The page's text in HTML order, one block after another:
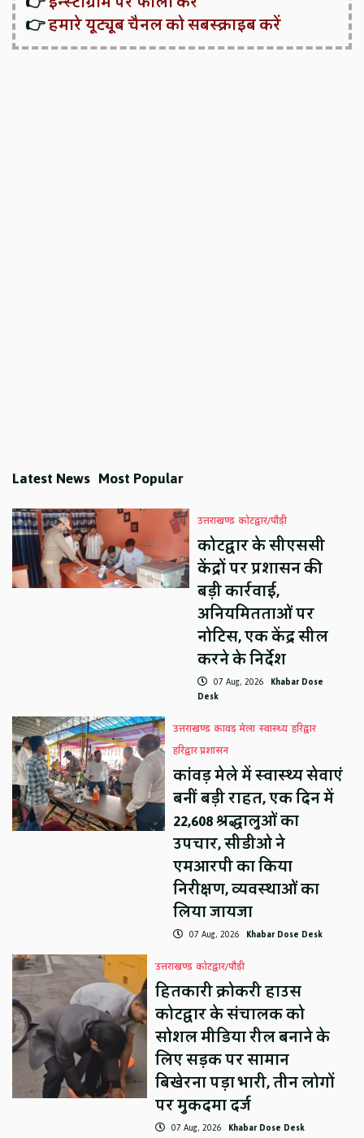
👉हमारे यूट्यूब चैनल को सबस्क्राइब करें
Latest News Most Popular
उत्तराखण्ड कोटद्वार/पौड़ी
कोटद्वार के सीएससी
केंद्रों पर प्रशासन की
बड़ी कार्रवाई,
अनियमितताओं पर
नोटिस, एक केंद्र सील
करने के निर्देश
07 Aug, 2026 Khabar Dose
Desk
उत्तराखण्ड कावड़ मेला स्वास्थ्य हरिद्वार
हरिद्वार प्रशासन
कांवड़ मेले में स्वास्थ्य सेवाएं
बनीं बड़ी राहत, एक दिन में
22,608 श्रद्धालुओं का
उपचार, सीडीओ ने
एमआरपी का किया
निरीक्षण, व्यवस्थाओं का
लिया जायजा
07 Aug, 2026 Khabar Dose Desk
उत्तराखण्ड कोटद्वार/पौड़ी
हितकारी क्रोकरी हाउस
कोटद्वार के संचालक को
सोशल मीडिया रील बनाने के
लिए सड़क पर सामान
बिखेरना पड़ा भारी, तीन लोगों
पर मुकदमा दर्ज
07 Aug, 2026 Khabar Dose Desk